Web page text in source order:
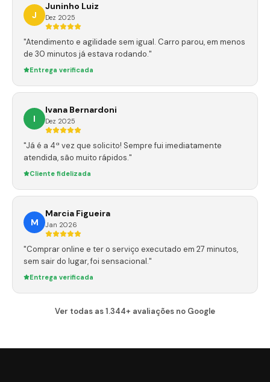
J
Juninho Luiz
Dez 2025
"Atendimento e agilidade sem igual. Carro parou, em menos
de 30 minutos já estava rodando."
Entrega verificada
I
Ivana Bernardoni
Dez 2025
"Já é a 4ª vez que solicito! Sempre fui imediatamente
atendida, são muito rápidos."
Cliente fidelizada
M
Marcia Figueira
Jan 2026
"Comprar online e ter o serviço executado em 27 minutos,
sem sair do lugar, foi sensacional."
Entrega verificada
Ver todas as 1.344+ avaliações no Google